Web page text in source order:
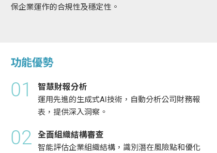
保企業運作的合規性及穩定性。
功能優勢
01 智慧財報分析
運用先進的生成式AI技術，自動分析公司財務報
表，提供深入洞察。
02 全面組織結構審查
智能評估企業組織結構，識別潛在風險點和優化